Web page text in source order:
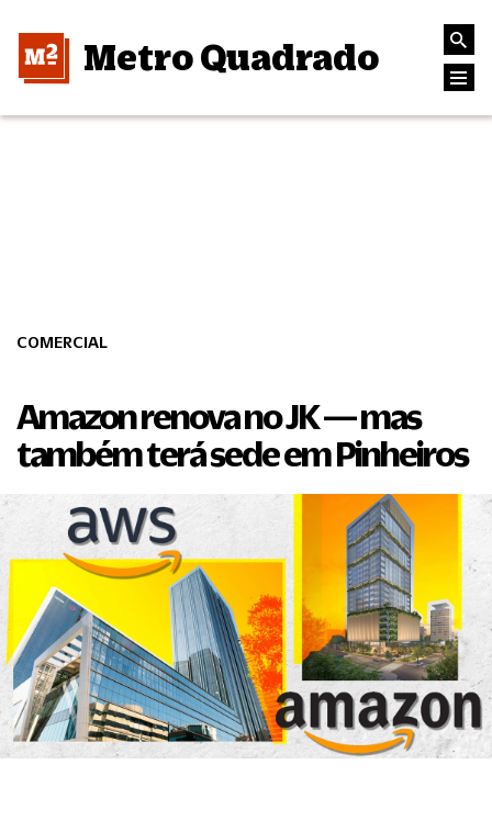
Metro Quadrado
COMERCIAL
Amazon renova no JK — mas
também terá sede em Pinheiros